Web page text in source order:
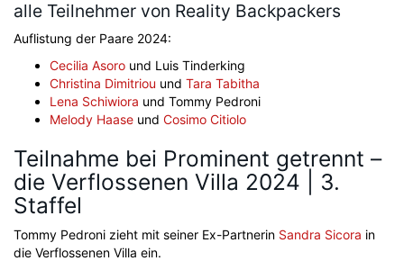
alle Teilnehmer von Reality Backpackers
Auflistung der Paare 2024:
Cecilia Asoro und Luis Tinderking
Christina Dimitriou und Tara Tabitha
Lena Schiwiora und Tommy Pedroni
Melody Haase und Cosimo Citiolo
Teilnahme bei Prominent getrennt –
die Verflossenen Villa 2024 | 3.
Staffel
Tommy Pedroni zieht mit seiner Ex-Partnerin Sandra Sicora in
die Verflossenen Villa ein.